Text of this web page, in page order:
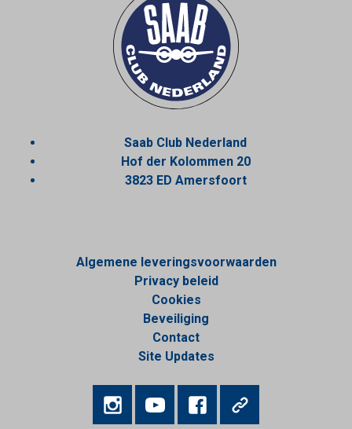
Saab Club Nederland
Hof der Kolommen 20
3823 ED Amersfoort
Algemene leveringsvoorwaarden
Privacy beleid
Cookies
Beveiliging
Contact
Site Updates